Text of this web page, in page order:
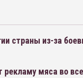
страны из-за
рекламу мяса во